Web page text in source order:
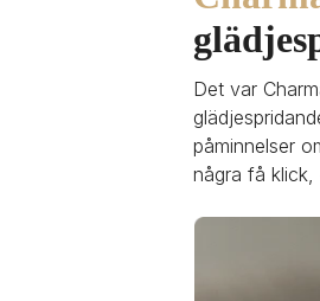
Det var
påminnelser
några få klick,